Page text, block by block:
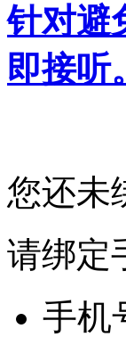
针对避
即接听。
您还未
请绑定
手机